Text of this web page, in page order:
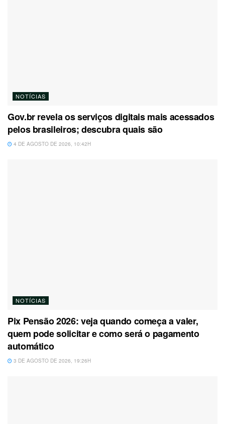
NOTÍCIAS
Gov.br revela os serviços digitais mais acessados
pelos brasileiros; descubra quais são
4 DE AGOSTO DE 2026, 10:42H
NOTÍCIAS
Pix Pensão 2026: veja quando começa a valer,
quem pode solicitar e como será o pagamento
automático
3 DE AGOSTO DE 2026, 19:26H